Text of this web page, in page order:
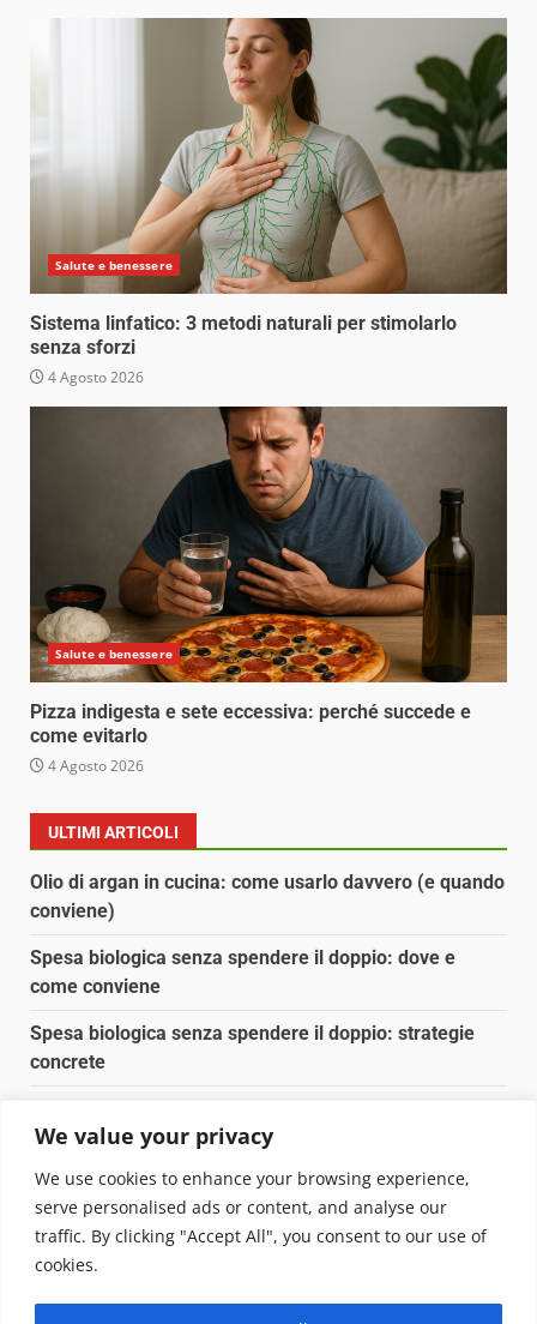
We value your privacy
We use cookies to enhance your browsing experience,
serve personalised ads or content, and analyse our
traffic. By clicking "Accept All", you consent to our use of
cookies.
Salute e benessere
Sistema linfatico: 3 metodi naturali per stimolarlo
senza sforzi
4 Agosto 2026
Salute e benessere
Pizza indigesta e sete eccessiva: perché succede e
come evitarlo
4 Agosto 2026
ULTIMI ARTICOLI
Olio di argan in cucina: come usarlo davvero (e quando
conviene)
Spesa biologica senza spendere il doppio: dove e
come conviene
Spesa biologica senza spendere il doppio: strategie
concrete
Pulizia naturale della casa: 3 ingredienti che
sostituiscono 10 prodotti chimici
Copyright © 2025 Biopianeta.it proprietà di Jws Media
Questo blog non è una testata giornalistica, in quanto